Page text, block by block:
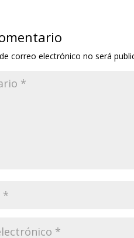
correo electrónico no será